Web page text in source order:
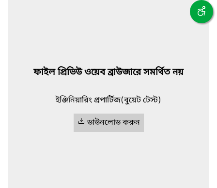
ফাইল প্রিভিউ ওয়েব ব্রাউজারে সমর্থিত নয়
ইঞ্জিনিয়ারিং প্রপার্টিজ(বুয়েট টেস্ট)
ডাউনলোড করুন